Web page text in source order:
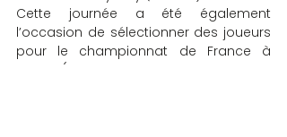
Cette journée a été également
l’occasion de sélectionner des joueurs
pour le championnat de France à
Vichy (Chantal Barbaret, Jacqueline